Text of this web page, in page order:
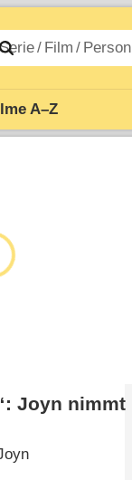
A–Z
Joyn nimmt